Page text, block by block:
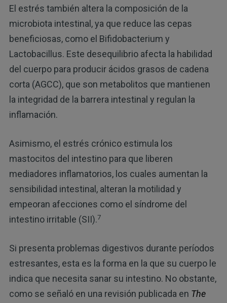
El estrés también altera la composición de la
microbiota intestinal, ya que reduce las cepas
beneficiosas, como el Bifidobacterium y
Lactobacillus. Este desequilibrio afecta la habilidad
del cuerpo para producir ácidos grasos de cadena
corta (AGCC), que son metabolitos que mantienen
la integridad de la barrera intestinal y regulan la
inflamación.
Asimismo, el estrés crónico estimula los
mastocitos del intestino para que liberen
mediadores inflamatorios, los cuales aumentan la
sensibilidad intestinal, alteran la motilidad y
empeoran afecciones como el síndrome del
intestino irritable (SII).7
Si presenta problemas digestivos durante períodos
estresantes, esta es la forma en la que su cuerpo le
indica que necesita sanar su intestino. No obstante,
como se señaló en una revisión publicada en The